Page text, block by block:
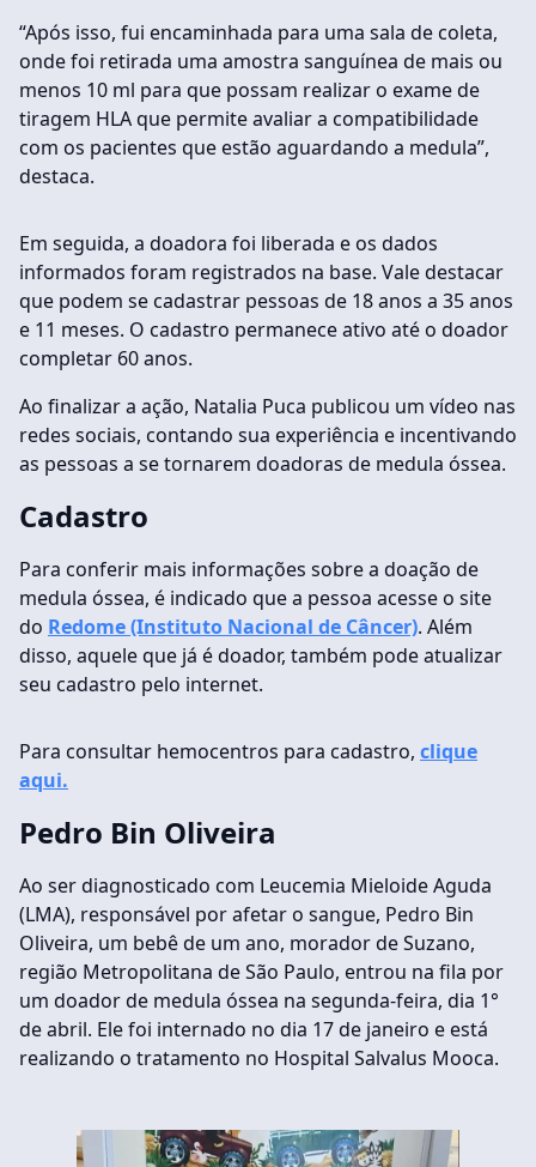
“Após isso, fui encaminhada para uma sala de coleta,
onde foi retirada uma amostra sanguínea de mais ou
menos 10 ml para que possam realizar o exame de
tiragem HLA que permite avaliar a compatibilidade
com os pacientes que estão aguardando a medula”,
destaca.
Em seguida, a doadora foi liberada e os dados
informados foram registrados na base. Vale destacar
que podem se cadastrar pessoas de 18 anos a 35 anos
e 11 meses. O cadastro permanece ativo até o doador
completar 60 anos.
Ao finalizar a ação, Natalia Puca publicou um vídeo nas
redes sociais, contando sua experiência e incentivando
as pessoas a se tornarem doadoras de medula óssea.
Cadastro
Para conferir mais informações sobre a doação de
medula óssea, é indicado que a pessoa acesse o site
do Redome (Instituto Nacional de Câncer). Além
disso, aquele que já é doador, também pode atualizar
seu cadastro pelo internet.
Para consultar hemocentros para cadastro, clique
aqui.
Pedro Bin Oliveira
Ao ser diagnosticado com Leucemia Mieloide Aguda
(LMA), responsável por afetar o sangue, Pedro Bin
Oliveira, um bebê de um ano, morador de Suzano,
região Metropolitana de São Paulo, entrou na fila por
um doador de medula óssea na segunda-feira, dia 1°
de abril. Ele foi internado no dia 17 de janeiro e está
realizando o tratamento no Hospital Salvalus Mooca.